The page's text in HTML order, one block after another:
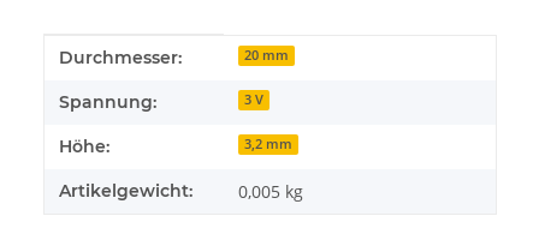
Produkteigenschaft
Wert
Durchmesser: 20 mm
Spannung: 3 V
Höhe: 3,2 mm
Artikelgewicht: 0,005 kg